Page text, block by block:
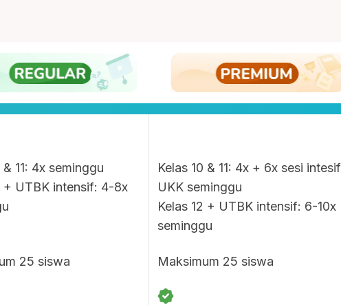
& 11: 4x seminggu
+ UTBK intensif: 4-8x
Kelas 10 & 11: 4x + 6x sesi intesif
UKK seminggu
Kelas 12 + UTBK intensif: 6-10x
seminggu
25 siswa Maksimum 25 siswa